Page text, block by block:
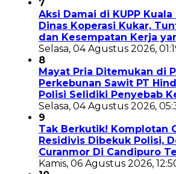
7
Aksi Damai di KUPP
Dinas Koperasi Kukar,
dan Kesempatan Kerja
Selasa, 04 Agustus 2026,
8
Mayat Pria Ditemukan di
Perkebunan Sawit PT
Polisi Selidiki Penyebab
Selasa, 04 Agustus 2026,
9
Tak Berkutik! Komplotan
Residivis Dibekuk Polisi,
Curanmor Di Candipuro
Kamis, 06 Agustus 2026,